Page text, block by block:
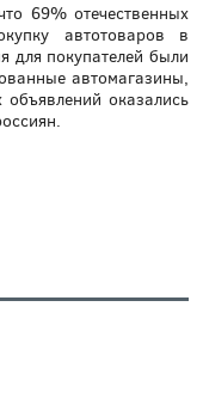
69% отечественных
автотоваров в
для покупателей были
автомагазины,
оказались